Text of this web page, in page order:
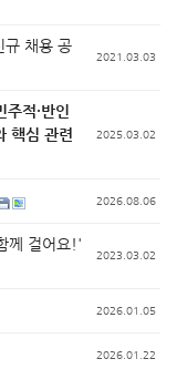
규 채용 공
2021.03.03
적·반인
핵심 관련
2025.03.02
2026.08.06
께 걸어요!'
2023.03.02
2026.01.05
2026.01.22